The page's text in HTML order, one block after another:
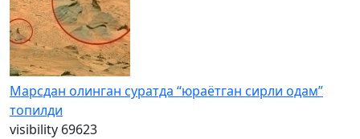
Марсдан олинган суратда “юраётган сирли одам”
топилди
visibility 69623